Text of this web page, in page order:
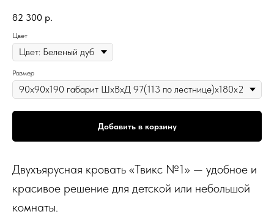
82 300 р.
Цвет
Размер
Добавить в корзину
Двухъярусная кровать «Твикс №1» — удобное и
красивое решение для детской или небольшой
комнаты.